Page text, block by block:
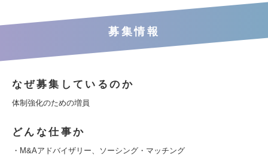
募集情報
なぜ募集しているのか
体制強化のための増員
どんな仕事か
・M&Aアドバイザリー、ソーシング・マッチング